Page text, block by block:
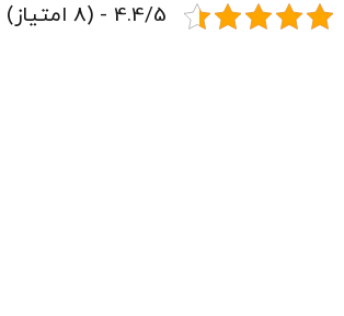
4.4/5 - (8 امتیاز)